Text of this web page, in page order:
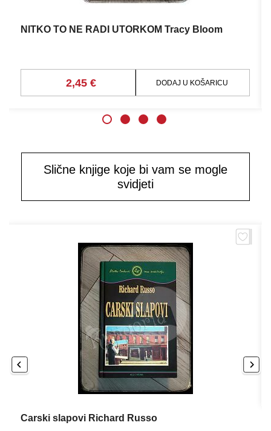
NITKO TO NE RADI UTORKOM Tracy Bloom
2,45 € DODAJ U KOŠARICU
Slične knjige koje bi vam se mogle
svidjeti
Carski slapovi Richard Russo